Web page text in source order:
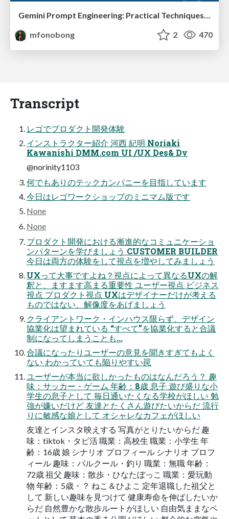
mfonobong
2 470
Transcript
レゴでプロダクト開発体験
インストラクター紹介 河西 紀明 Noriaki
Kawanishi DMM.com UI /UX Des& Dv
@norinity1103
何でもありのテックカンパニーを目指しています
今日はレゴワークショップのミニマム版です
None
None
プロダクト開発における漸進的なコミュニケーショ
ンパターンを学びましょう CUSTOMER BUILDER
今日は両方の体験をして視点を増やしてみましょう
UXって大事ですよね？視点によって異なるUXの解
釈と、ますます高まる重要性 ユーザー視点 ビジネス
視点 プロダクト視点 UXはデザイナーだけが考える
ものではない、解像度をあげましょう
クライアントワーク・インハウス限らず、デザイン
協業化は望まれている “すべて”を協業化すると合議
制になってしまうことも...
合議になったりユーザーの意見を聞きすぎてもよく
ない わかっていても陥りやすい罠
ユーザーが本当に欲しかったものはなんだろう？ 趣
味：サッカー・ゲーム 年齢：8歳 息子 遊び盛りな小
学生の息子として 毎日通いたくなる学校がほしい 勉
強が嫌いだけど 友達とたくさん遊びたいからだ 流行
りに敏感な娘として オシャレなカフェがほしい
友達とインスタ映えする 写真がとりたいからだ 趣
味：tiktok・タピ活 職業：高校生 職業：小学生 年
齢：16歳 娘 シナリオ プロフィール シナリオ プロフ
ィール 趣味：パルクール・釣り 職業：無職 年齢：
72歳 祖父 趣味：散歩・ひなたぼっこ 職業：愛玩動
物 年齢：5歳・？ ねこ＆ひよこ 定年退職した祖父と
して 新しい趣味を見つけて 健康寿命を伸ばしたいか
らだ 自然豊かな散歩ルートがほしい 自由気ままなペ